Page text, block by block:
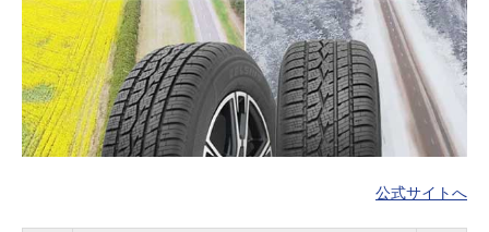
公式サイトへ